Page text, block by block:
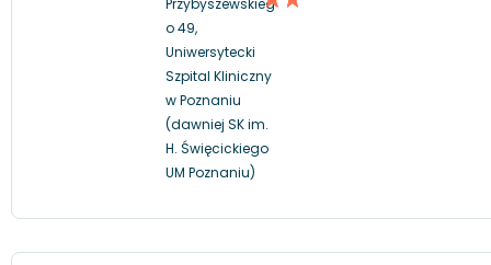
Przybyszewskieg
o 49,
Uniwersytecki
Szpital Kliniczny
w Poznaniu
(dawniej SK im.
H. Święcickiego
UM Poznaniu)